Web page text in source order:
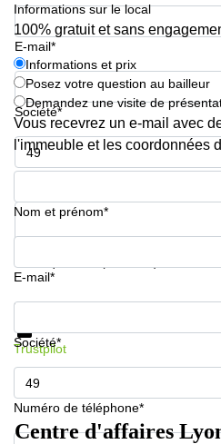
E-mail*
Société*
Numéro de téléphone*
Informations sur le local
100% gratuit et sans
Informations et prix
Posez votre question au bailleur
Demandez une visite de
Vous recevrez un e-mail avec
l'immeuble et les coordonnées
Nom et prénom*
E-mail*
Société*
Numéro de téléphone*
Informations et prix
Trustpilot
Centre d'affaires